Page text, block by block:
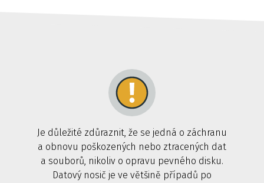
Je důležité zdůraznit, že se jedná o záchranu
a obnovu poškozených nebo ztracených dat
a souborů, nikoliv o opravu pevného disku.
Datový nosič je ve většině případů po